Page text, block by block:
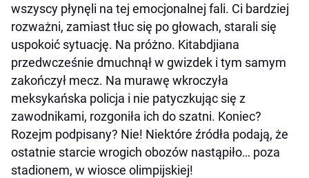
wszyscy płynęli na tej emocjonalnej fali. Ci bardziej
rozważni, zamiast tłuc się po głowach, starali się
uspokoić sytuację. Na próżno. Kitabdjiana
przedwcześnie dmuchnął w gwizdek i tym samym
zakończył mecz. Na murawę wkroczyła
meksykańska policja i nie patyczkując się z
zawodnikami, rozgoniła ich do szatni. Koniec?
Rozejm podpisany? Nie! Niektóre źródła podają, że
ostatnie starcie wrogich obozów nastąpiło… poza
stadionem, w wiosce olimpijskiej!